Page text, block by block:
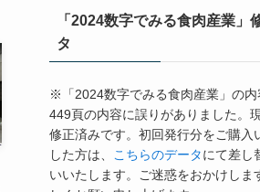
「2024数字でみる食肉産業」
タ
※「2024数字でみる食肉産業」の内
449頁の内容に誤りがありました。
修正済みです。初回発行分をご購入
した方は、
こちらのデータにて差し
いいたします。ご迷惑をおかけしま